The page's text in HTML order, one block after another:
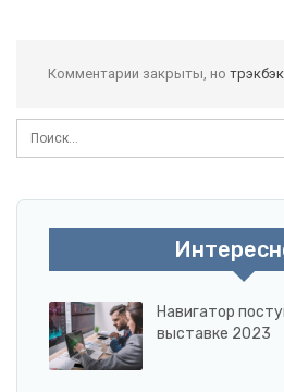
Комментарии закрыты, но
Навигатор
выставке 2023